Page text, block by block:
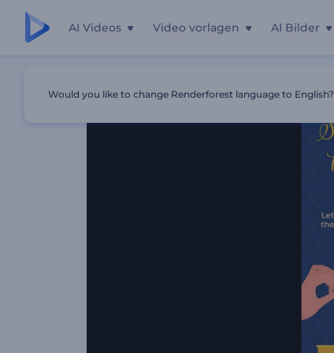
AI Videos Video vorlagen AI Bilder
Would you like to change Renderforest language to English?